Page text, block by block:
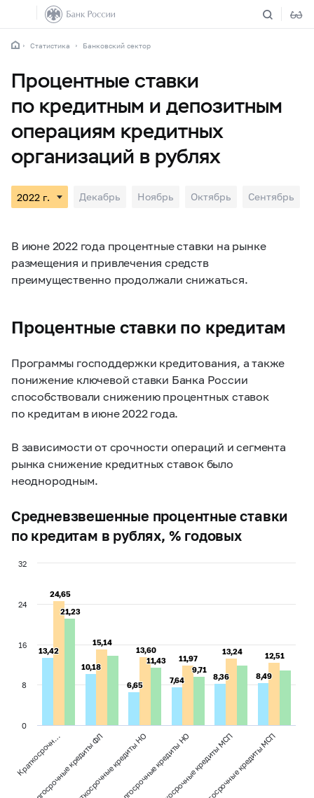
Статистика Банковский сектор
Процентные ставки
по кредитным и депозитным
операциям кредитных
организаций в рублях
Декабрь Ноябрь Октябрь Сентябрь
В июне 2022 года процентные ставки на рынке
размещения и привлечения средств
преимущественно продолжали снижаться.
Процентные ставки по кредитам
Программы господдержки кредитования, а также
понижение ключевой ставки Банка России
способствовали снижению процентных ставок
по кредитам в июне 2022 года.
В зависимости от срочности операций и сегмента
рынка снижение кредитных ставок было
неоднородным.
Средневзвешенные процентные ставки
по кредитам в рублях, % годовых
13,42
13,42
10,18
10,18
6,65
6,65
7,64
7,64 8,36
8,36 8,49
8,49
24,65
24,65
15,14
15,14
13,60
13,60
11,97
11,97
13,24
13,24 12,51
12,51
21,23
21,23
11,43
11,43
9,71
9,71
Краткосрочн…
Долгосрочные кредиты ФЛКраткосрочные кредиты НОДолгосрочные кредиты НО
Краткосрочные кредиты МСП
Долгосрочные кредиты МСП
0
8
16
24
32